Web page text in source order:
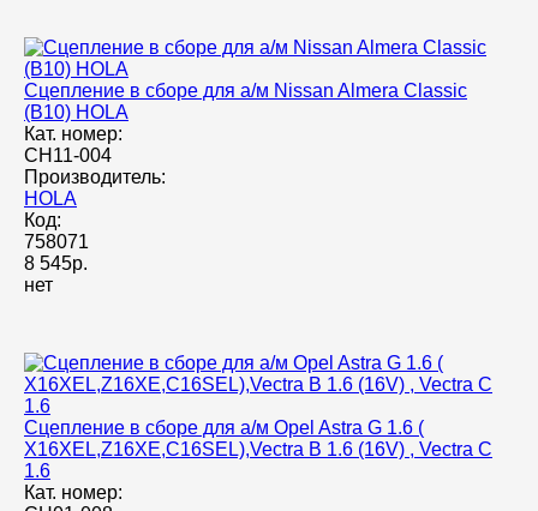
Сцепление в сборе для а/м Nissan Almera Classiс
(B10) HOLA
Кат. номер:
CH11-004
Производитель:
HOLA
Код:
758071
8 545р.
нет
Сцепление в сборе для а/м Opel Astra G 1.6 (
X16XEL,Z16XE,C16SEL),Vectra B 1.6 (16V) , Vectra C
1.6
Кат. номер: